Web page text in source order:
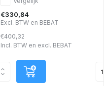
€330,84
Excl. BTW en BEBAT
€400,32
Incl. BTW en excl. BEBAT